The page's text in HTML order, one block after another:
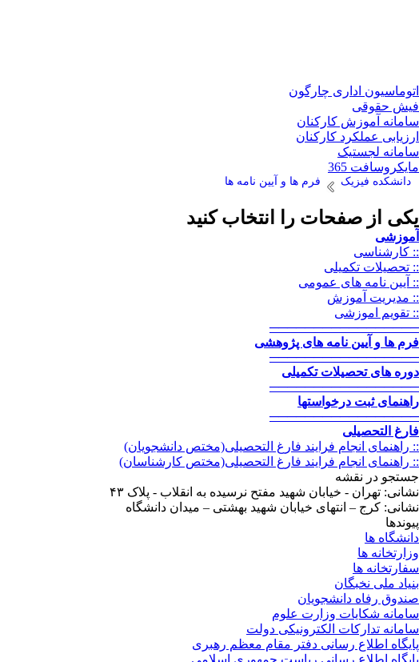
اتوماسیون اداری چارگون
فیش حقوقی
سامانه آموزش کارکنان
ارزیابی عملکرد کارکنان
سامانه لجستیک
مایکروسافت 365
دانشکده فیزیک فرم ها و آیین نامه ها
یکی از صفحات را انتخاب کنید
آموزشی
:: کارشناسی
:: تحصیلات تکمیلی
:: آیین نامه های عمومی
:: مدیریت آموزش
:: تقویم اموزشی
─────────────────
فرم ها و آیین نامه های پژوهشی
─────────────────
دوره های تحصیلات تکمیلی
─────────────────
راهنمای ثبت درخواستها
─────────────────
فارغ التحصیلی
:: راهنمای انجام فرایند فارغ التحصیلی(مختص دانشجویان)
:: راهنمای انجام فرایند فارغ التحصیلی(مختص کارشناسان)
جستجو در نقشه
نشانی: تهران - خیابان شهید مفتح نرسیده به انقلاب - پلاک ۴۳
نشانی: کرج – انتهای خیابان شهید بهشتی – میدان دانشگاه
پیوندها
دانشگاه ها
وزارتخانه ها
سفارتخانه ها
بنیاد ملی نخبگان
صندوق رفاه دانشجویان
سامانه شکایات وزارت علوم
سامانه تدارکات الکترونیکی دولت
پایگاه اطلاع رسانی دفتر مقام معظم رهبری
پایگاه اطلاع رسانی ریاست جمهوری اسلامی